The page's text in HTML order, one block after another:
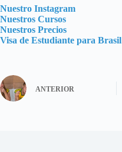
Nuestro Instagram
Nuestros Cursos
Nuestros Precios
Visa de Estudiante para Brasil
ANTERIOR